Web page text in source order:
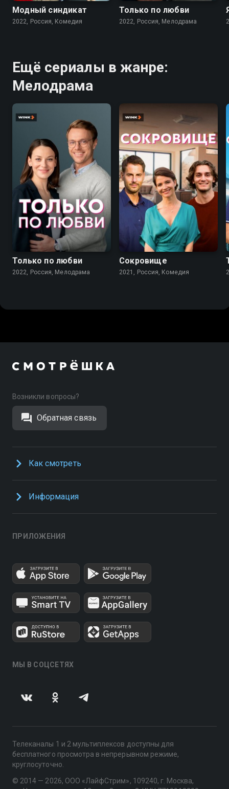
Модный синдикат
2022, Россия, Комедия
Только по любви
2022, Россия, Мелодрама
Ещё сериалы в жанре:
Мелодрама
Только по любви
2022, Россия, Мелодрама
7.3
Сокровище
2021, Россия, Комедия
Возникли вопросы?
Обратная связь
Как смотреть
Информация
ПРИЛОЖЕНИЯ
МЫ В СОЦСЕТЯХ
Телеканалы 1 и 2 мультиплексов доступны для
бесплатного просмотра в непрерывном режиме,
круглосуточно.
© 2014 — 2026, ООО «ЛайфСтрим», 109240, г. Москва,